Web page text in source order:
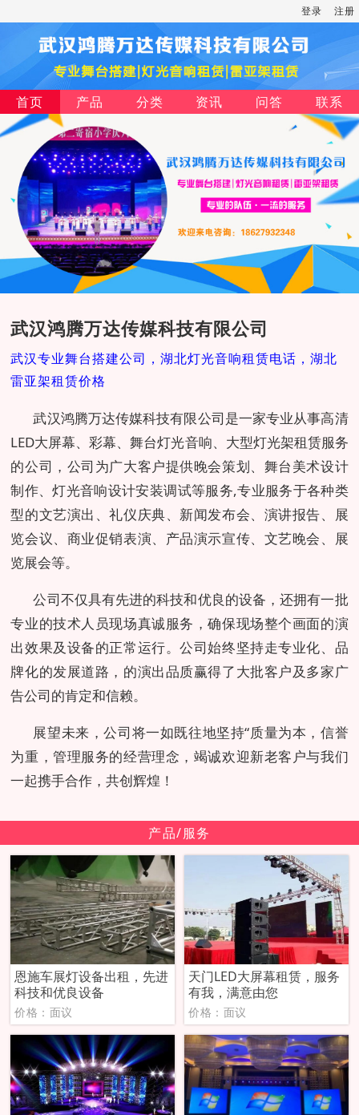
登录 注册
首页 产品 分类 资讯 问答 联系
武汉鸿腾万达传媒科技有限公司
武汉专业舞台搭建公司，湖北灯光音响租赁电话，湖北
雷亚架租赁价格
武汉鸿腾万达传媒科技有限公司是一家专业从事高清
LED大屏幕、彩幕、舞台灯光音响、大型灯光架租赁服务
的公司，公司为广大客户提供晚会策划、舞台美术设计
制作、灯光音响设计安装调试等服务,专业服务于各种类
型的文艺演出、礼仪庆典、新闻发布会、演讲报告、展
览会议、商业促销表演、产品演示宣传、文艺晚会、展
览展会等。
公司不仅具有先进的科技和优良的设备，还拥有一批
专业的技术人员现场真诚服务，确保现场整个画面的演
出效果及设备的正常运行。公司始终坚持走专业化、品
牌化的发展道路，的演出品质赢得了大批客户及多家广
告公司的肯定和信赖。
展望未来，公司将一如既往地坚持“质量为本，信誉
为重，管理服务的经营理念，竭诚欢迎新老客户与我们
一起携手合作，共创辉煌！
产品/服务
恩施车展灯设备出租，先进
科技和优良设备
价格：面议
天门LED大屏幕租赁，服务
有我，满意由您
价格：面议